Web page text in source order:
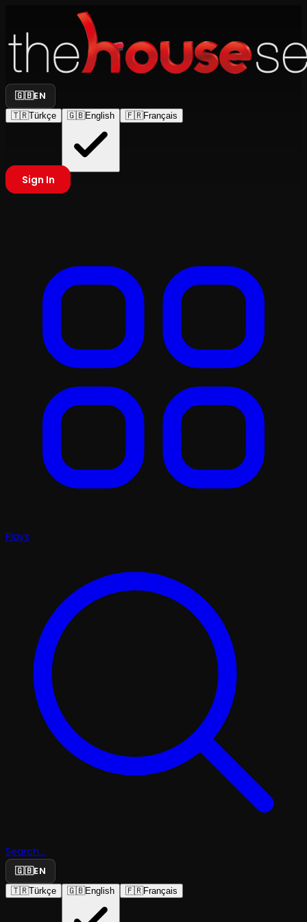
🇬🇧EN
🇹🇷Türkçe 🇬🇧English 🇫🇷Français
Sign In
Plays
Search...
🇬🇧EN
🇹🇷Türkçe 🇬🇧English 🇫🇷Français